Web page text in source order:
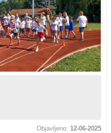
Objavljeno: 12-06-2025